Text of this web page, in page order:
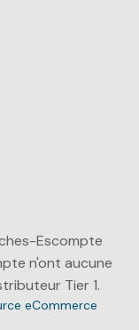
Escompte
n'ont aucune
Tier 1.
eCommerce